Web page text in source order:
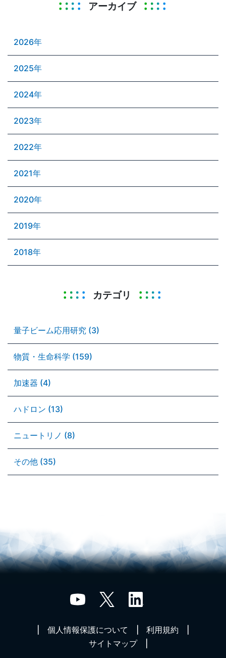
アーカイブ
2026年
2025年
2024年
2023年
2022年
2021年
2020年
2019年
2018年
カテゴリ
量子ビーム応用研究 (3)
物質・生命科学 (159)
加速器 (4)
ハドロン (13)
ニュートリノ (8)
その他 (35)
個人情報保護について
利用規約
サイトマップ